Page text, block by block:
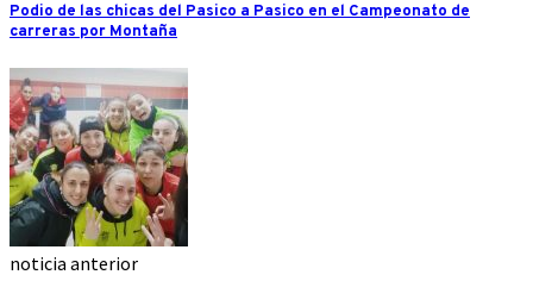
Podio de las chicas del Pasico a Pasico en el Campeonato de
carreras por Montaña
noticia anterior